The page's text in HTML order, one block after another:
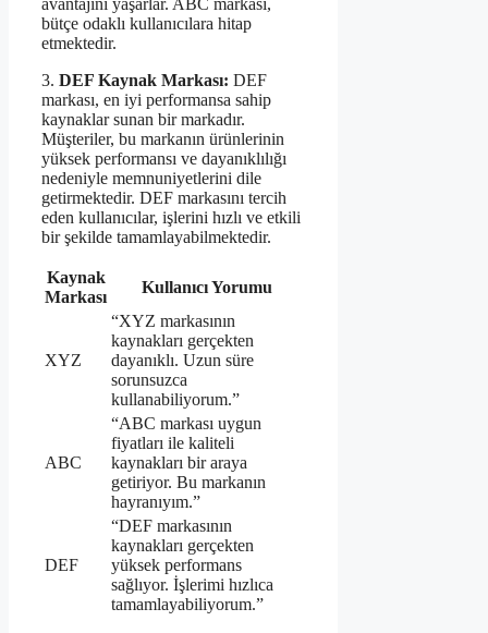
bütçe odaklı kullanıcılara hitap
etmektedir.
3. DEF Kaynak Markası: DEF
markası, en iyi performansa sahip
kaynaklar sunan bir markadır.
Müşteriler, bu markanın ürünlerinin
yüksek performansı ve dayanıklılığı
nedeniyle memnuniyetlerini dile
getirmektedir. DEF markasını tercih
eden kullanıcılar, işlerini hızlı ve etkili
bir şekilde tamamlayabilmektedir.
Kaynak
Markası
Kullanıcı Yorumu
XYZ
“XYZ markasının
kaynakları gerçekten
dayanıklı. Uzun süre
sorunsuzca
kullanabiliyorum.”
ABC
“ABC markası uygun
fiyatları ile kaliteli
kaynakları bir araya
getiriyor. Bu markanın
hayranıyım.”
DEF
“DEF markasının
kaynakları gerçekten
yüksek performans
sağlıyor. İşlerimi hızlıca
tamamlayabiliyorum.”